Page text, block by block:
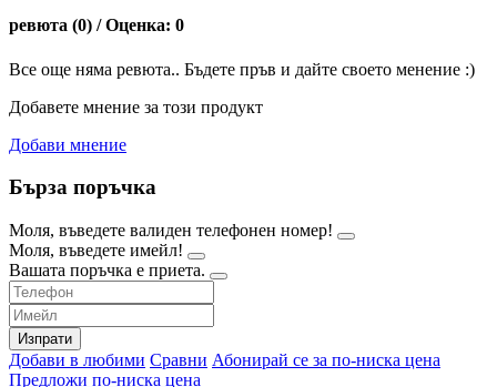
ревюта (0) / Оценка: 0
Все още няма ревюта.. Бъдете пръв и дайте своето менение :)
Добавете мнение за този продукт
Добави мнение
Бърза поръчка
Моля, въведете валиден телефонен номер!
Моля, въведете имейл!
Вашата поръчка е приета.
Изпрати
Добави в любими Сравни Абонирай се за по-ниска цена
Предложи по-ниска цена